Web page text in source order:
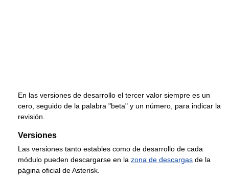
En las versiones de desarrollo el tercer valor siempre es un
cero, seguido de la palabra "beta" y un número, para indicar la
revisión.
Versiones
Las versiones tanto estables como de desarrollo de cada
módulo pueden descargarse en la zona de descargas de la
página oficial de Asterisk.